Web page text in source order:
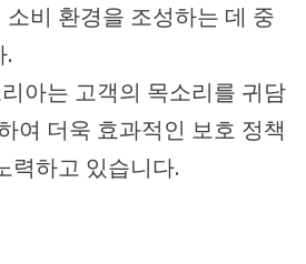
비 환경을 조성하는 데 중
.
아는 고객의 목소리를 귀담
여 더욱 효과적인 보호 정책
력하고 있습니다.